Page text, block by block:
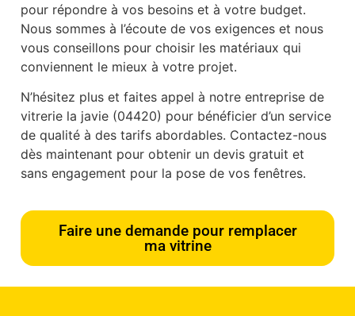
pour répondre à vos besoins et à votre budget.
Nous sommes à l’écoute de vos exigences et nous
vous conseillons pour choisir les matériaux qui
conviennent le mieux à votre projet.
N’hésitez plus et faites appel à notre entreprise de
vitrerie la javie (04420) pour bénéficier d’un service
de qualité à des tarifs abordables. Contactez-nous
dès maintenant pour obtenir un devis gratuit et
sans engagement pour la pose de vos fenêtres.
Faire une demande pour remplacer
ma vitrine